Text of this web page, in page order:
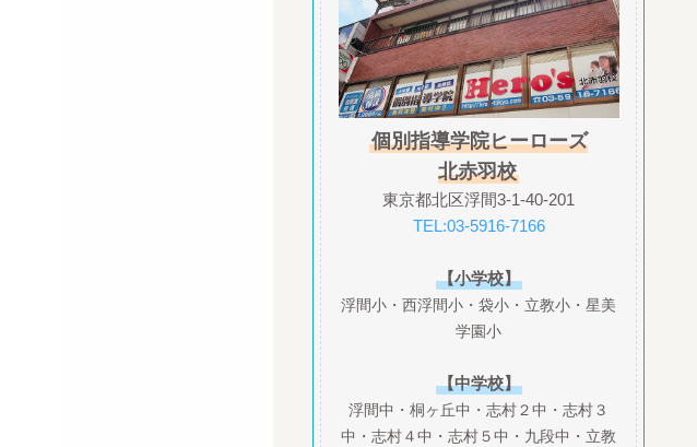
個別指導学院ヒーローズ
北赤羽校
東京都北区浮間3-1-40-201
TEL:03-5916-7166
【小学校】
浮間小・西浮間小・袋小・立教小・星美
学園小
【中学校】
浮間中・桐ヶ丘中・志村２中・志村３
中・志村４中・志村５中・九段中・立教